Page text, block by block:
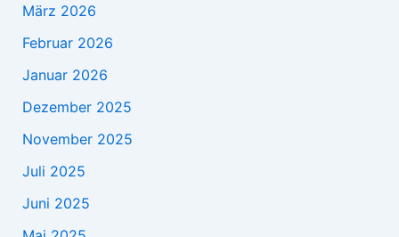
März 2026
Februar 2026
Januar 2026
Dezember 2025
November 2025
Juli 2025
Juni 2025